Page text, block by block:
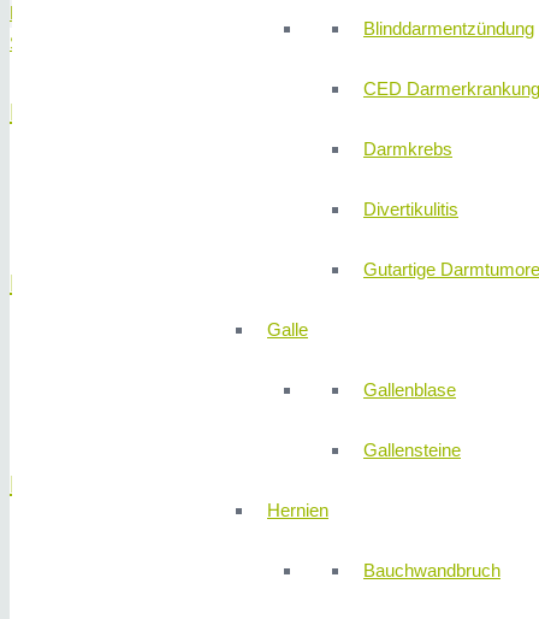
Blinddarmentzündung
CED Darmerkrankung
Darmkrebs
Divertikulitis
Gutartige Darmtumore
Galle
Gallenblase
Gallensteine
Hernien
Bauchwandbruch
Magen
Speiseröhre
Bauchspeicheldrüse
Darm
Dünndarm